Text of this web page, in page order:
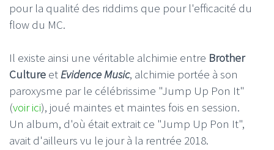
pour la qualité des riddims que pour l'efficacité du
flow du MC.
Il existe ainsi une véritable alchimie entre Brother
Culture etEvidence Music, alchimie portée à son
paroxysme par le célébrissime "Jump Up Pon It"
(voir ici), joué maintes et maintes fois en session.
Un album, d'où était extrait ce "Jump Up Pon It",
avait d'ailleurs vu le jour à la rentrée 2018.